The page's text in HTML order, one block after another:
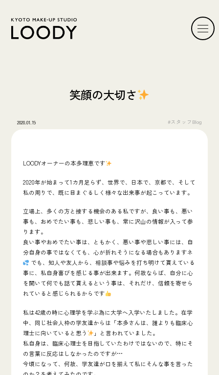
笑顔の大切さ
2020.01.19 #スタッフBlog
LOODYオーナーの本多理恵です
2020年が始まって1カ月足らず、世界で、日本で、京都で、そして
私の周りで、既に目まぐるしく様々な出来事が起こっています。
立場上、多くの方と接する機会のある私ですが、良い事も、悪い
事も、おめでたい事も、悲しい事も、常に沢山の情報が入って参
ります。
良い事やおめでたい事は、ともかく、悪い事や悲しい事には、自
分自身の事ではなくても、心が折れそうになる場合もありますネ
でも、知人や友人から、相談事や悩みを打ち明けて貰えている
事に、私自身喜びを感じる事が出来ます。何故ならば、自分に心
を開いて何でも話て貰えるという事は、それだけ、信頼を寄せら
れていると感じられるからです
私は42歳の時に心理学を学ぶ為に大学へ入学いたしました。在学
中、同じ社会人枠の学友達からは「本多さんは、誰よりも臨床心
理士に向いていると思う
」と言われていました。
私自身は、臨床心理士を目指していたわけではないので、特にそ
の言葉に反応はしなかったのですが•••
今頃になって、何故、学友達が口を揃えて私にそんな事を言った